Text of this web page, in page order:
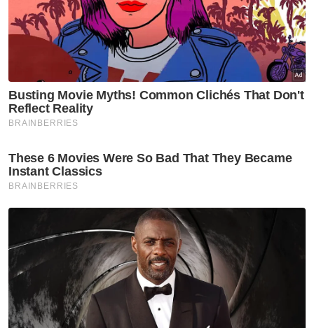
“Proses ini mencerminkan komitmen
berterusan polis dalam memastikan
pengurusan barang kes dilaksanakan secara
telus, berintegriti dan mematuhi peruntukan
undang-undang yang berkuat kuasa,”
katanya.
Berita Telus & Tulus menerusi E-Mel setiap
hari!